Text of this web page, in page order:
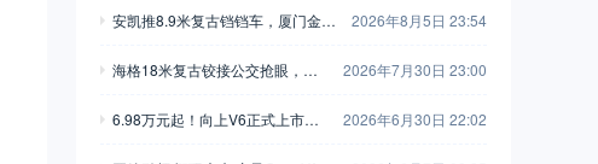
安凯推8.9米复古铛铛车，厦门金龙
9批新产品公示之M类客车篇（中）
2026年8月5日 23:54
海格18米复古铰接公交抢眼，大
8-409批新产品公示之M类客车篇
2026年7月30日 23:00
6.98万元起！向上V6正式上市，
2026年6月30日 22:02